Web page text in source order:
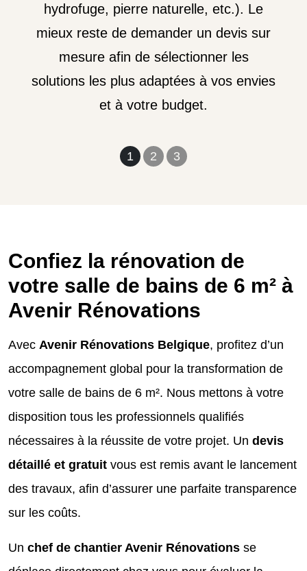
1 2 3
hydrofuge, pierre naturelle, etc.). Le
mieux reste de demander un devis sur
mesure afin de sélectionner les
solutions les plus adaptées à vos envies
et à votre budget.
Confiez la rénovation de
votre salle de bains de 6 m² à
Avenir Rénovations
Avec Avenir Rénovations Belgique, profitez d’un
accompagnement global pour la transformation de
votre salle de bains de 6 m². Nous mettons à votre
disposition tous les professionnels qualifiés
nécessaires à la réussite de votre projet. Un devis
détaillé et gratuit vous est remis avant le lancement
des travaux, afin d’assurer une parfaite transparence
sur les coûts.
Un chef de chantier Avenir Rénovations se